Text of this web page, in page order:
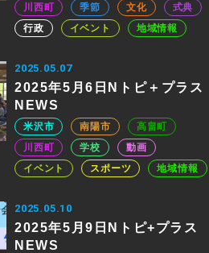
川西町
季節 文化
式典
行政
イベント 地域情報
2025.05.07
2025年5月6日Nトピ＋プラス
NEWS
米沢市 南陽市
高畠町
川西町
学校
動画
イベント
スポーツ 地域情報
2025.05.10
2025年5月9日Nトピ+プラス
NEWS